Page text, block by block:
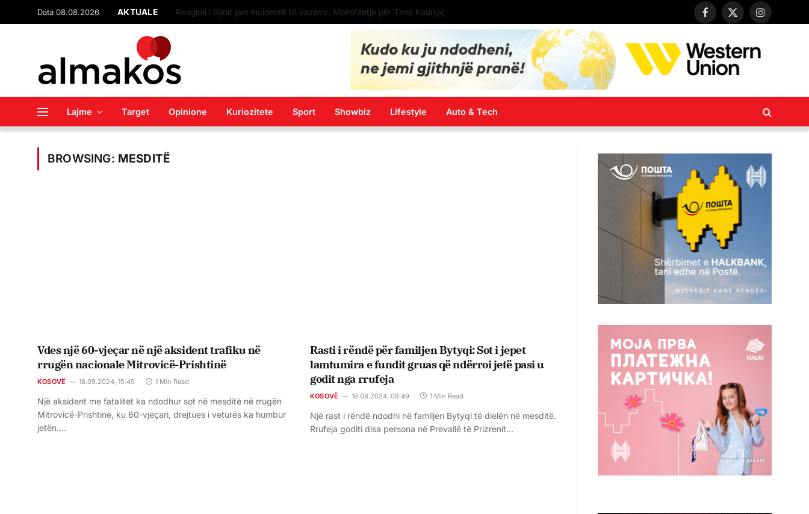
Data 08.08.2026 AKTUALE
Facebook
X
Instagram
Lajme Target Opinione Kuriozitete Sport Showbiz Lifestyle Auto & Tech
BROWSING: MESDITË
Vdes një 60-vjeçar në një aksident trafiku në
rrugën nacionale Mitrovicë-Prishtinë
KOSOVË 18.09.2024, 15:49 1 Min Read
Një aksident me fatalitet ka ndodhur sot në mesditë në rrugën
Mitrovicë-Prishtinë, ku 60-vjeçari, drejtues i veturës ka humbur
jetën.…
Rasti i rëndë për familjen Bytyqi: Sot i jepet
lamtumira e fundit gruas që ndërroi jetë pasi u
godit nga rrufeja
KOSOVË 19.08.2024, 08:49 1 Min Read
Një rast i rëndë ndodhi në familjen Bytyqi të dielën në mesditë.
Rrufeja goditi disa persona në Prevallë të Prizrenit…